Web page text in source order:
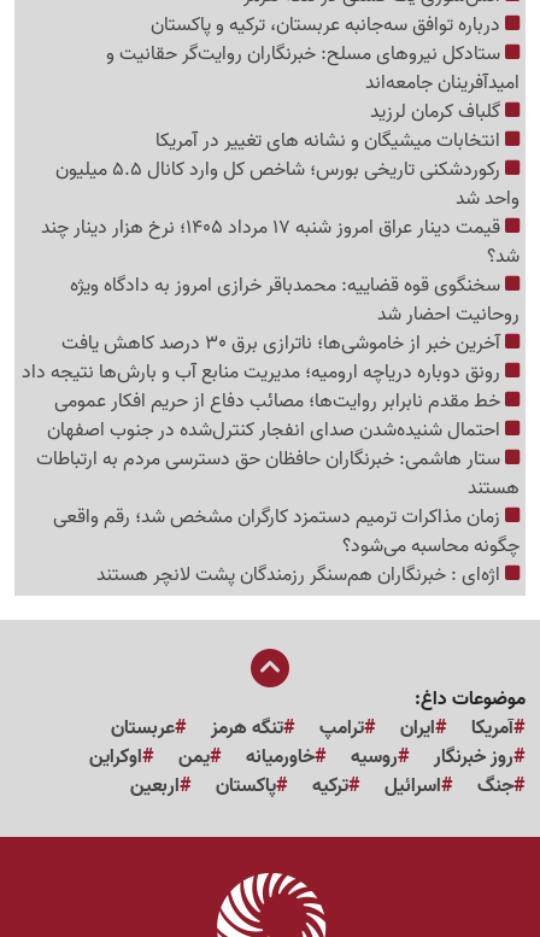
درباره توافق سه‌جانبه عربستان، ترکیه و پاکستان
ستادکل نیروهای مسلح: خبرنگاران روایت‌گر حقانیت و
امیدآفرینان جامعه‌اند
گلباف کرمان لرزید
انتخابات میشیگان و نشانه های تغییر در آمریکا
رکوردشکنی تاریخی بورس؛ شاخص کل وارد کانال 5.5 میلیون
واحد شد
قیمت دینار عراق امروز شنبه 17 مرداد 1405؛ نرخ هزار دینار چند
شد؟
سخنگوی قوه قضاییه: محمدباقر خرازی امروز به دادگاه ویژه
روحانیت احضار شد
آخرین خبر از خاموشی‌ها؛ ناترازی برق 30 درصد کاهش یافت
رونق دوباره دریاچه ارومیه؛ مدیریت منابع آب و بارش‌ها نتیجه داد
خط مقدم نابرابر روایت‌ها؛ مصائب دفاع از حریم افکار عمومی
احتمال شنیده‌شدن صدای انفجار کنترل‌شده در جنوب اصفهان
ستار هاشمی: خبرنگاران حافظان حق دسترسی مردم به ارتباطات
هستند
زمان مذاکرات ترمیم دستمزد کارگران مشخص شد؛ رقم واقعی
چگونه محاسبه می‌شود؟
اژه‌ای : خبرنگاران هم‌سنگر رزمندگان پشت لانچر هستند
موضوعات داغ:
آمریکا
ایران ترامپ تنگه هرمز
عربستان
روز خبرنگار
روسیه خاورمیانه یمن
اوکراین
جنگ
اسرائیل ترکیه پاکستان اربعین